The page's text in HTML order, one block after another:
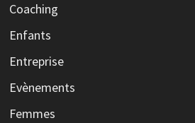
Coaching
Enfants
Entreprise
Evènements
Femmes